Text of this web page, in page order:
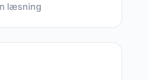
læsning